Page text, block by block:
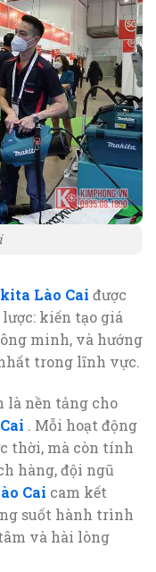
Lào Cai được
kiến tạo giá
minh, và hướng
trong lĩnh vực.
là nền tảng cho
. Mỗi hoạt động
thời, mà còn tính
hàng, đội ngũ
Cai cam kết
suốt hành trình
và hài lòng